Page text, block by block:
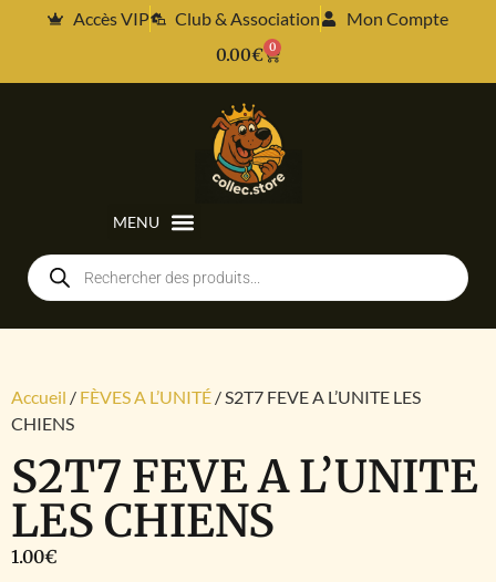
Accès VIP Club & Association
Mon Compte
0.00€ 0
Accueil / FÈVES A L’UNITÉ / S2T7 FEVE A L’UNITE LES
CHIENS
S2T7 FEVE A L’UNITE
LES CHIENS
1.00€